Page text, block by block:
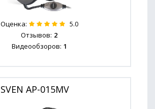
Оценка: 5.0
Отзывов: 2
Видеообзоров: 1
SVEN AP-015MV